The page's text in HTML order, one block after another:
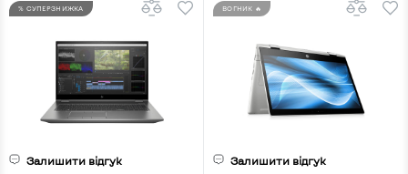
% СУПЕРЗНИЖКА
Залишити відгук
ВОГНИК 🔥
Залишити відгук